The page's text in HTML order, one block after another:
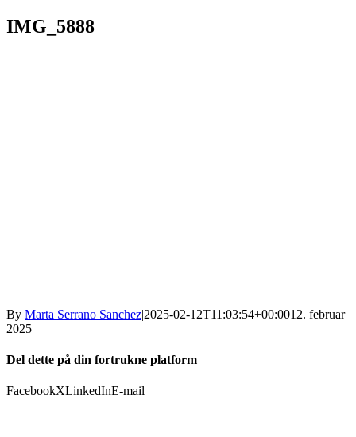
IMG_5888
By Marta Serrano Sanchez|2025-02-12T11:03:54+00:0012. februar
2025|
Del dette på din fortrukne platform
FacebookXLinkedInE-mail